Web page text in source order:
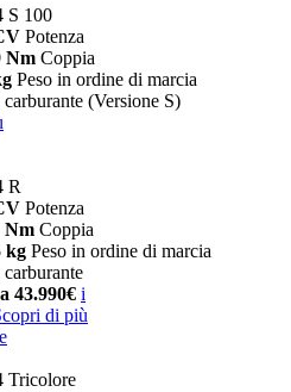
S 100
Potenza
Nm Coppia
Peso in ordine di marcia
carburante (Versione S)
R
Potenza
Nm Coppia
kg Peso in ordine di marcia
carburante
43.990€ i
di più
Tricolore